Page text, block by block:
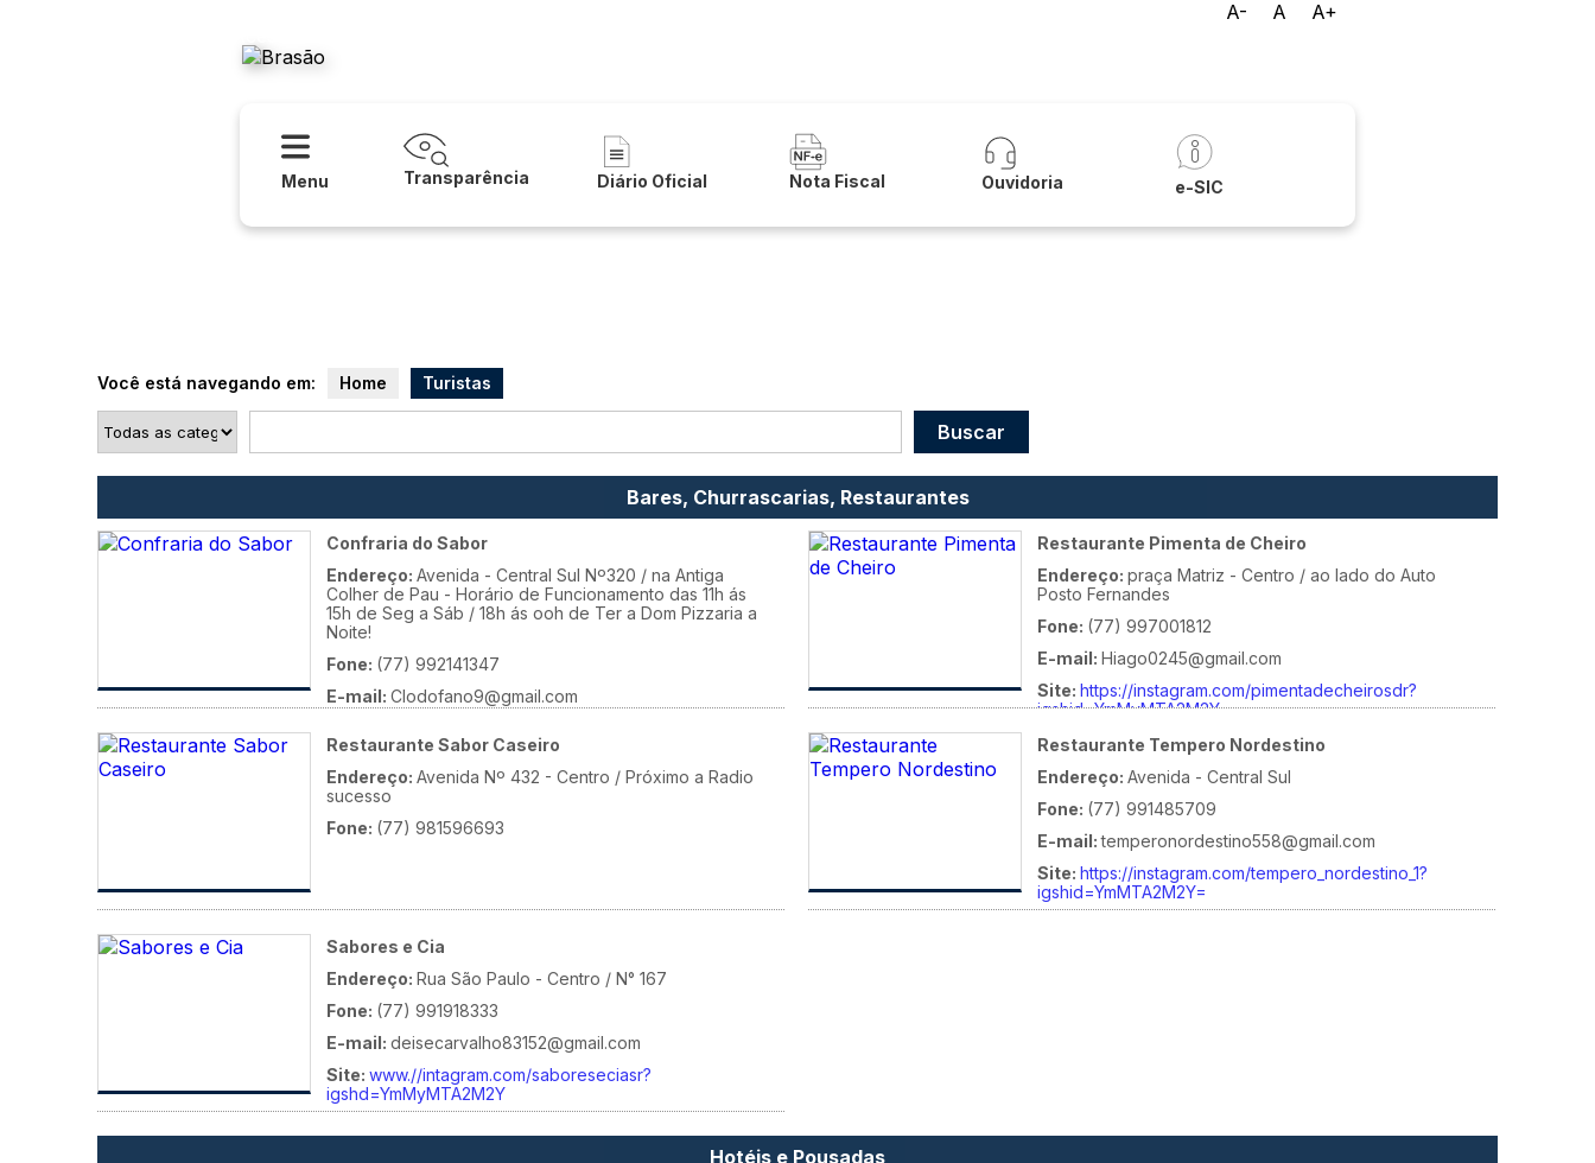
A- A
A+
Menu Transparência Diário Oficial Nota Fiscal Ouvidoria e-SIC
Você está navegando em: Home Turistas
Bares, Churrascarias, Restaurantes
Confraria do Sabor
Endereço: Avenida - Central Sul Nº320 / na Antiga
Colher de Pau - Horário de Funcionamento das 11h ás
15h de Seg a Sáb / 18h ás ooh de Ter a Dom Pizzaria a
Noite!
Fone: (77) 992141347
E-mail: Clodofano9@gmail.com
Site:https://instagram.com/confrariadosaboroficial?
igshid=YmMyMTA2M2Y=
Restaurante Pimenta de Cheiro
Endereço: praça Matriz - Centro / ao lado do Auto
Posto Fernandes
Fone: (77) 997001812
E-mail: Hiago0245@gmail.com
Site: https://instagram.com/pimentadecheirosdr?
igshid=YmMyMTA2M2Y=
Restaurante Sabor Caseiro
Endereço: Avenida Nº 432 - Centro / Próximo a Radio
sucesso
Fone: (77) 981596693
Restaurante Tempero Nordestino
Endereço: Avenida - Central Sul
Fone: (77) 991485709
E-mail:temperonordestino558@gmail.com
Site: https://instagram.com/tempero_nordestino_1?
igshid=YmMTA2M2Y=
Sabores e Cia
Endereço: Rua São Paulo - Centro / N° 167
Fone: (77) 991918333
E-mail: deisecarvalho83152@gmail.com
Site: www.//intagram.com/saboreseciasr?
igshd=YmMyMTA2M2Y
Hotéis e Pousadas